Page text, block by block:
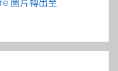
圖片轉出至